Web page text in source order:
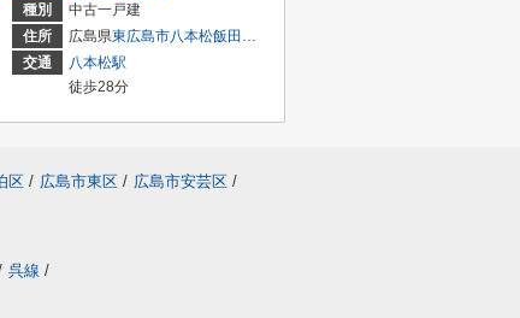
目1-18
種別
中古一戸建
住所
広島県東広島市八本松飯田 ７丁目
交通
八本松駅
徒歩28分
区 / 広島市東区 / 広島市安芸区 /
呉線 /